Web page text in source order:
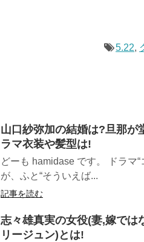
5.22,
山口紗弥加の結婚は?旦那
ラマ衣装や髪型は!
どーも hamidase です。 ドラマ
が、ふと“そういえば...
記事を読む
志々雄真実の女役(妻,嫁では
リージュン)とは!